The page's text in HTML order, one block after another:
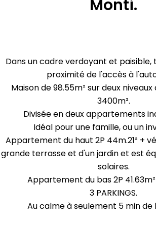
Monti.
Dans un cadre verdoyant et
proximité de l'accès à
Maison de 98.55m² sur deux
3400m².
Divisée en deux appartements
Idéal pour une famille, ou un
Appartement du haut 2P 44m.21² +
grande terrasse et d'un jardin et est
solaires.
Appartement du bas 2P
3 PARKINGS.
Au calme à seulement 5 min de